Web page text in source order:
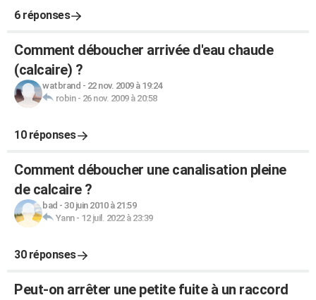
6 réponses
Comment déboucher arrivée d'eau chaude
(calcaire) ?
watbrand - 22 nov. 2009 à 19:24
robin- 26 nov. 2009 à 20:58
10 réponses
Comment déboucher une canalisation pleine
de calcaire ?
bad - 30 juin 2010 à 21:59
Yann- 12 juil. 2022 à 23:39
30 réponses
Peut-on arrêter une petite fuite à un raccord